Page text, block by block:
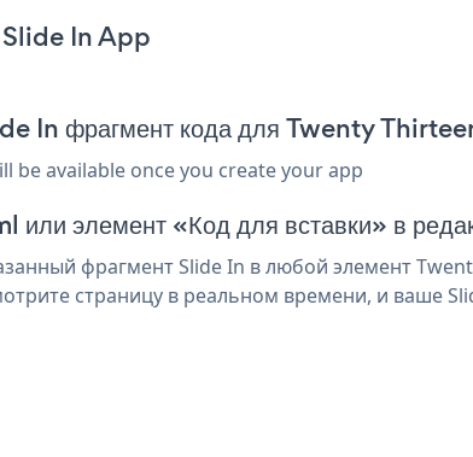
In App
In фрагмент кода для Twenty
be available once you create your app
или элемент «Код для вставки» в
фрагмент Slide In в любой элемент
страницу в реальном времени, и ваше